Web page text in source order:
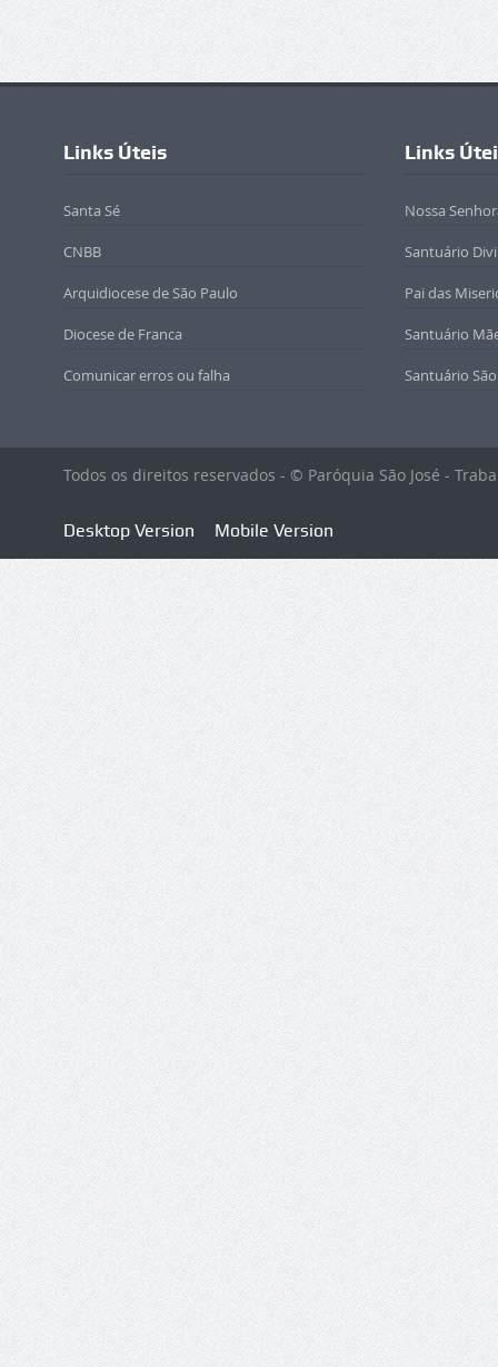
Links Úteis
Santa Sé
CNBB
Arquidiocese de São Paulo
Diocese de Franca
Comunicar erros ou falha
Links
Nossa
Santuário
Pai das
Santuário
Santuário
Todos os direitos reservados - © Paróquia São José -
Desktop Version Mobile Version